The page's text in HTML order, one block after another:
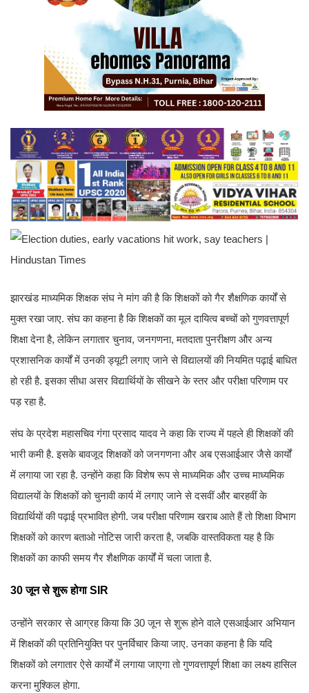
झारखंड माध्यमिक शिक्षक संघ ने मांग की है कि शिक्षकों को गैर शैक्षणिक कार्यों से
मुक्त रखा जाए. संघ का कहना है कि शिक्षकों का मूल दायित्व बच्चों को गुणवत्तापूर्ण
शिक्षा देना है, लेकिन लगातार चुनाव, जनगणना, मतदाता पुनरीक्षण और अन्य
प्रशासनिक कार्यों में उनकी ड्यूटी लगाए जाने से विद्यालयों की नियमित पढ़ाई बाधित
हो रही है. इसका सीधा असर विद्यार्थियों के सीखने के स्तर और परीक्षा परिणाम पर
पड़ रहा है.
संघ के प्रदेश महासचिव गंगा प्रसाद यादव ने कहा कि राज्य में पहले ही शिक्षकों की
भारी कमी है. इसके बावजूद शिक्षकों को जनगणना और अब एसआईआर जैसे कार्यों
में लगाया जा रहा है. उन्होंने कहा कि विशेष रूप से माध्यमिक और उच्च माध्यमिक
विद्यालयों के शिक्षकों को चुनावी कार्य में लगाए जाने से दसवीं और बारहवीं के
विद्यार्थियों की पढ़ाई प्रभावित होगी. जब परीक्षा परिणाम खराब आते हैं तो शिक्षा विभाग
शिक्षकों को कारण बताओ नोटिस जारी करता है, जबकि वास्तविकता यह है कि
शिक्षकों का काफी समय गैर शैक्षणिक कार्यों में चला जाता है.
30 जून से शुरू होगा SIR
उन्होंने सरकार से आग्रह किया कि 30 जून से शुरू होने वाले एसआईआर अभियान
में शिक्षकों की प्रतिनियुक्ति पर पुनर्विचार किया जाए. उनका कहना है कि यदि
शिक्षकों को लगातार ऐसे कार्यों में लगाया जाएगा तो गुणवत्तापूर्ण शिक्षा का लक्ष्य हासिल
करना मुश्किल होगा.